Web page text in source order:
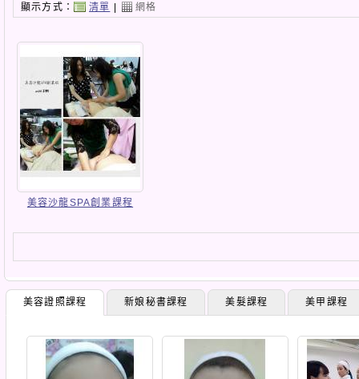
顯示方式： 清單 | 網格
美容沙龍SPA創業課程
美容證照課程 新娘秘書課程 美髮課程 美甲課程